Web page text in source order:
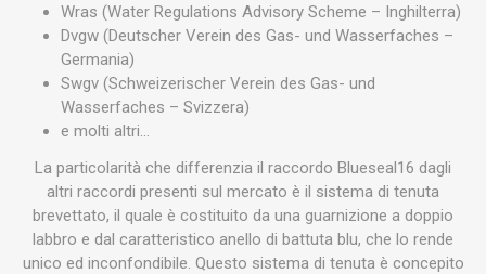
Wras (Water Regulations Advisory Scheme – Inghilterra)
Dvgw (Deutscher Verein des Gas- und Wasserfaches –
Germania)
Swgv (Schweizerischer Verein des Gas- und
Wasserfaches – Svizzera)
e molti altri…
La particolarità che differenzia il raccordo Blueseal16 dagli
altri raccordi presenti sul mercato è il sistema di tenuta
brevettato, il quale è costituito da una guarnizione a doppio
labbro e dal caratteristico anello di battuta blu, che lo rende
unico ed inconfondibile. Questo sistema di tenuta è concepito